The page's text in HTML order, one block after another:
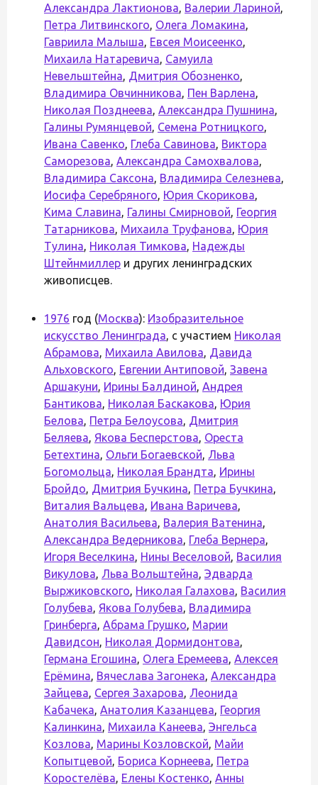
Александра Лактионова, Валерии Лариной,
Петра Литвинского, Олега Ломакина,
Гавриила Малыша, Евсея Моисеенко,
Михаила Натаревича, Самуила
Невельштейна, Дмитрия Обозненко,
Владимира Овчинникова, Пен Варлена,
Николая Позднеева, Александра Пушнина,
Галины Румянцевой, Семена Ротницкого,
Ивана Савенко, Глеба Савинова, Виктора
Саморезова, Александра Самохвалова,
Владимира Саксона, Владимира Селезнева,
Иосифа Серебряного, Юрия Скорикова,
Кима Славина, Галины Смирновой, Георгия
Татарникова, Михаила Труфанова, Юрия
Тулина, Николая Тимкова, Надежды
Штейнмиллер и других ленинградских
живописцев.
1976 год (Москва): Изобразительное
искусство Ленинграда, с участием Николая
Абрамова, Михаила Авилова, Давида
Альховского, Евгении Антиповой, Завена
Аршакуни, Ирины Балдиной, Андрея
Бантикова, Николая Баскакова, Юрия
Белова, Петра Белоусова, Дмитрия
Беляева, Якова Бесперстова, Ореста
Бетехтина, Ольги Богаевской, Льва
Богомольца, Николая Брандта, Ирины
Бройдо, Дмитрия Бучкина, Петра Бучкина,
Виталия Вальцева, Ивана Варичева,
Анатолия Васильева, Валерия Ватенина,
Александра Ведерникова, Глеба Вернера,
Игоря Веселкина, Нины Веселовой, Василия
Викулова, Льва Вольштейна, Эдварда
Выржиковского, Николая Галахова, Василия
Голубева, Якова Голубева, Владимира
Гринберга, Абрама Грушко, Марии
Давидсон, Николая Дормидонтова,
Германа Егошина, Олега Еремеева, Алексея
Ерёмина, Вячеслава Загонека, Александра
Зайцева, Сергея Захарова, Леонида
Кабачека, Анатолия Казанцева, Георгия
Калинкина, Михаила Канеева, Энгельса
Козлова, Марины Козловской, Майи
Копытцевой, Бориса Корнеева, Петра
Коростелёва, Елены Костенко, Анны